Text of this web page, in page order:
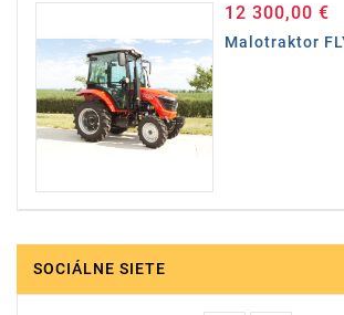
12 300,00 €
Malotraktor
SOCIÁLNE SIETE